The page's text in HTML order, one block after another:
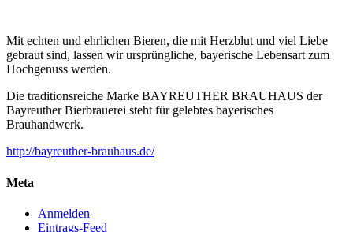
Mit echten und ehrlichen Bieren, die mit Herzblut und viel Liebe
gebraut sind, lassen wir ursprüngliche, bayerische Lebensart zum
Hochgenuss werden.
Die traditionsreiche Marke BAYREUTHER BRAUHAUS der
Bayreuther Bierbrauerei steht für gelebtes bayerisches
Brauhandwerk.
http://bayreuther-brauhaus.de/
Meta
Anmelden
Eintrags-Feed